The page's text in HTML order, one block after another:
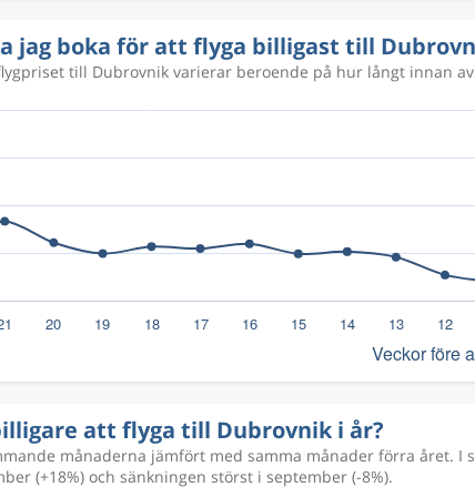
jag boka för att flyga billigast till
till Dubrovnik varierar beroende på hur långt innan
att flyga till Dubrovnik i år?
månaderna jämfört med samma månader förra året.
(+18%) och sänkningen störst i september (-8%).